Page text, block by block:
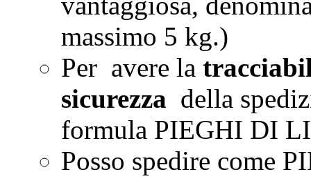
massimo 5 kg.)
Per avere la
sicurezza della
formula PIEGHI DI
Posso spedire come